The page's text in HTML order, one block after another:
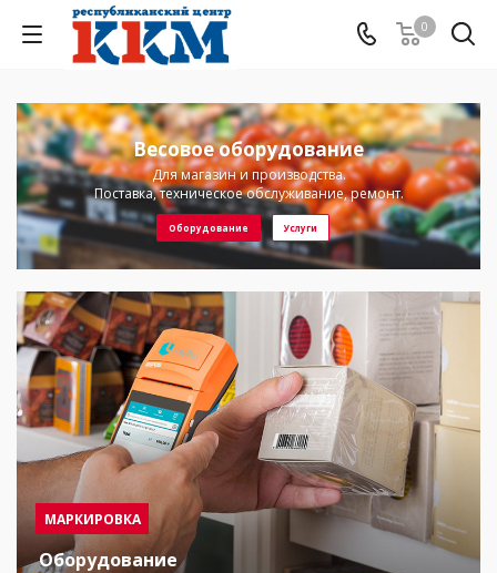
0
Весовое оборудование
Для магазин и производства.
Поставка, техническое обслуживание, ремонт.
Оборудование Услуги
МАРКИРОВКА
Оборудование